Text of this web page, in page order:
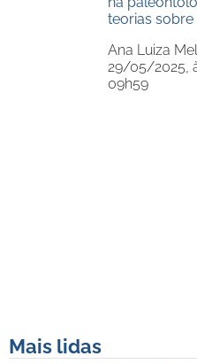
teorias
Ana Luiza
29/05/2025,
09h59
Mais lidas